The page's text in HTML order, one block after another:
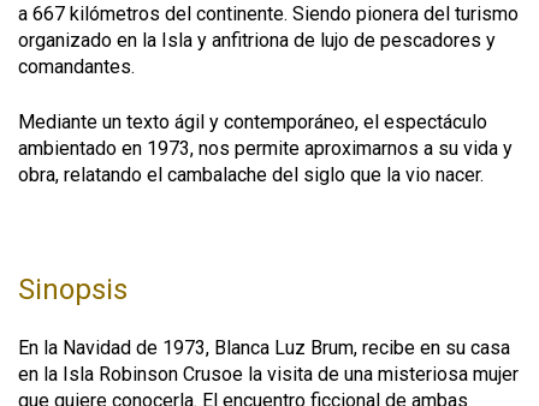
a 667 kilómetros del continente. Siendo pionera del turismo
organizado en la Isla y anfitriona de lujo de pescadores y
comandantes.
Mediante un texto ágil y contemporáneo, el espectáculo
ambientado en 1973, nos permite aproximarnos a su vida y
obra, relatando el cambalache del siglo que la vio nacer.
Sinopsis
En la Navidad de 1973, Blanca Luz Brum, recibe en su casa
en la Isla Robinson Crusoe la visita de una misteriosa mujer
que quiere conocerla. El encuentro ficcional de ambas